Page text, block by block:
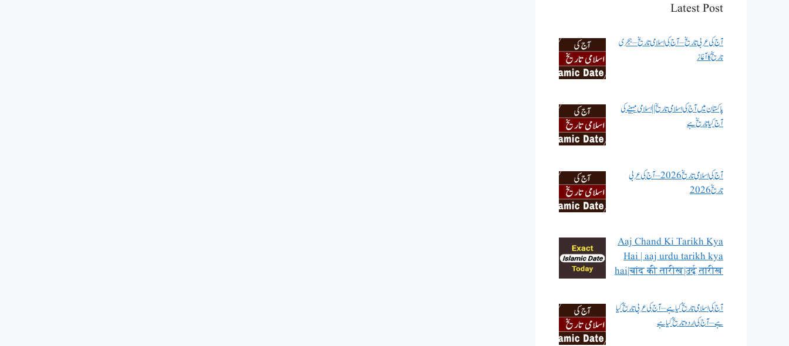
Latest Post
آج کی عربی تاریخ – آج کی اسلامی تاریخ – ہجری
تاریخ کا آغاز
پاکستان میں آج کی اسلامی تاریخ || اسلامی مہینے کی
آج کیا تاریخ ہے
آج کی اسلامی تاریخ 2026 – آج کی عربی
تاریخ 2026
Aaj Chand Ki Tarikh Kya
Hai | aaj urdu tarikh kya
hai|चांद की तारीख|उर्दू तारीख
آج کی اسلامی تاریخ کیا ہے – آج کی عربی تاریخ کیا
ہے – آج کی اردو تاریخ کیا ہے